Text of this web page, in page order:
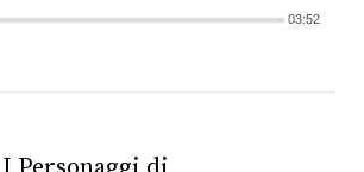
03:52